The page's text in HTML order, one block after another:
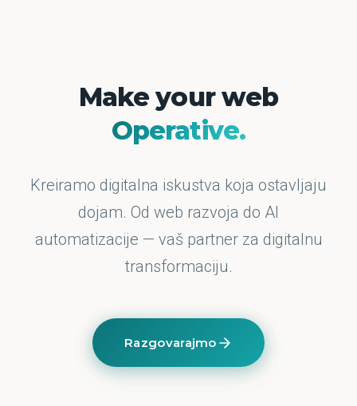
Make your web
Operative.
Kreiramo digitalna iskustva koja ostavljaju
dojam. Od web razvoja do AI
automatizacije — vaš partner za digitalnu
transformaciju.
Razgovarajmo